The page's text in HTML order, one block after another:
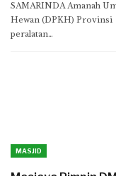
SAMARINDA Amanah
Hewan (DPKH)
peralatan…
MASJID